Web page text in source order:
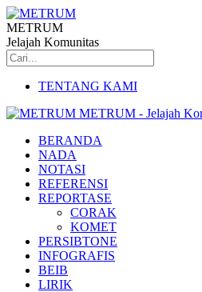
METRUM
Jelajah Komunitas
TENTANG KAMI
METRUM - Jelajah
BERANDA
NADA
NOTASI
REFERENSI
REPORTASE
CORAK
KOMET
PERSIBTONE
INFOGRAFIS
BEIB
LIRIK